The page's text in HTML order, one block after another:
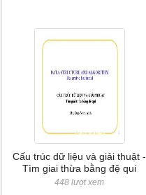
Cấu trúc dữ liệu và giải thuật -
Tìm giai thừa bằng đệ qui
448 lượt xem